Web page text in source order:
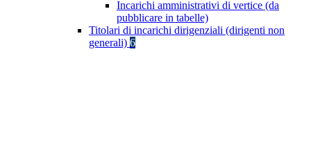
Incarichi amministrativi di vertice (da
pubblicare in tabelle)
Titolari di incarichi dirigenziali (dirigenti non
generali) 6